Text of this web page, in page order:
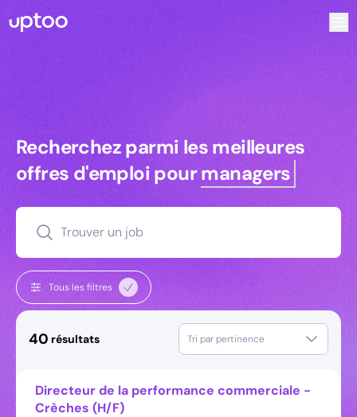
Recherchez parmi les meilleures
Recherchez parmi les meilleures
offres d'emploi pourmanagers
Trouver un job
Tous les filtres
40 résultats Tri par pertinence
Directeur de la performance commerciale -
Crèches (H/F)